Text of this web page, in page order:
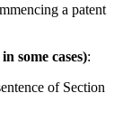
ーンチする
a patent
some cases):
of Section